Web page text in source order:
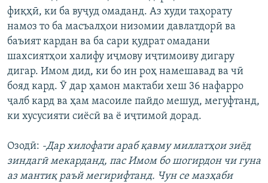
фиқҳӣ, ки ба вуҷуд омаданд. Аз худи таҳорату
намоз то ба масъалҳои низомии давлатдорӣ ва
баъият кардан ва ба сари қудрат омадани
шахсиятҳои халифу иҷмову иҷтимоиву дигару
дигар. Имом дид, ки бо ин роҳ намешавад ва чӣ
бояд кард. Ӯ дар ҳамон мактаби хеш 36 нафарро
ҷалб кард ва ҳам масоиле пайдо мешуд, мегуфтанд,
ки хусусияти сиёсӣ ва ё иҷтимоӣ дорад.
Озодӣ: -Дар хилофати араб қавму миллатҳои зиёд
зиндагӣ мекарданд, пас Имом бо шогирдон чи гуна
аз мантиқ раъй мегирифтанд. Чун се мазҳаби